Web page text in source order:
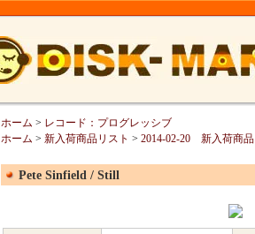
ホーム > レコード：プログレッシブ
ホーム > 新入荷商品リスト > 2014-02-20 新入荷商品
Pete Sinfield / Still